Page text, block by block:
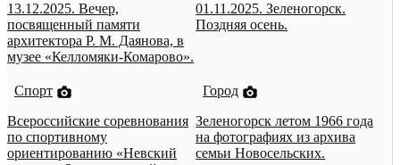
13.12.2025. Вечер,
посвященный памяти
архитектора Р. М. Даянова, в
музее «Келломяки-Комарово».
01.11.2025. Зеленогорск.
Поздняя осень.
Спорт
Всероссийские соревнования
по спортивному
ориентированию «Невский
Город
Зеленогорск летом 1966 года
на фотографиях из архива
семьи Новосельских.